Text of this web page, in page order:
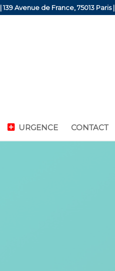
| 139 Avenue de France, 75013 Paris |
URGENCE CONTACT